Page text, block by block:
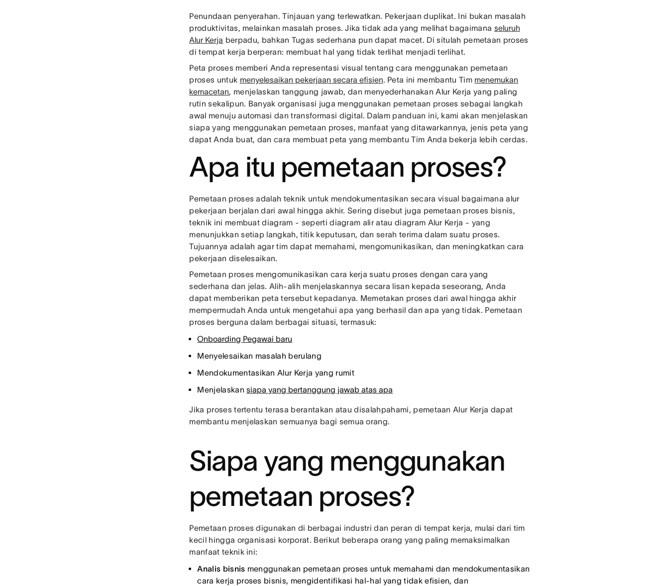
Penundaan penyerahan. Tinjauan yang terlewatkan. Pekerjaan duplikat. Ini bukan masalah
produktivitas, melainkan masalah proses. Jika tidak ada yang melihat bagaimana seluruh
Alur Kerja berpadu, bahkan Tugas sederhana pun dapat macet. Di situlah pemetaan proses
di tempat kerja berperan: membuat hal yang tidak terlihat menjadi terlihat.
Peta proses memberi Anda representasi visual tentang cara menggunakan pemetaan
proses untuk menyelesaikan pekerjaan secara efisien. Peta ini membantu Tim menemukan
kemacetan, menjelaskan tanggung jawab, dan menyederhanakan Alur Kerja yang paling
rutin sekalipun. Banyak organisasi juga menggunakan pemetaan proses sebagai langkah
awal menuju automasi dan transformasi digital. Dalam panduan ini, kami akan menjelaskan
siapa yang menggunakan pemetaan proses, manfaat yang ditawarkannya, jenis peta yang
dapat Anda buat, dan cara membuat peta yang membantu Tim Anda bekerja lebih cerdas.
Apa itu pemetaan proses?
Pemetaan proses adalah teknik untuk mendokumentasikan secara visual bagaimana alur
pekerjaan berjalan dari awal hingga akhir. Sering disebut juga pemetaan proses bisnis,
teknik ini membuat diagram - seperti diagram alir atau diagram Alur Kerja - yang
menunjukkan setiap langkah, titik keputusan, dan serah terima dalam suatu proses.
Tujuannya adalah agar tim dapat memahami, mengomunikasikan, dan meningkatkan cara
pekerjaan diselesaikan.
Pemetaan proses mengomunikasikan cara kerja suatu proses dengan cara yang
sederhana dan jelas. Alih-alih menjelaskannya secara lisan kepada seseorang, Anda
dapat memberikan peta tersebut kepadanya. Memetakan proses dari awal hingga akhir
mempermudah Anda untuk mengetahui apa yang berhasil dan apa yang tidak. Pemetaan
proses berguna dalam berbagai situasi, termasuk:
Onboarding Pegawai baru
Menyelesaikan masalah berulang
Mendokumentasikan Alur Kerja yang rumit
Menjelaskansiapa yang bertanggung jawab atas apa
Jika proses tertentu terasa berantakan atau disalahpahami, pemetaan Alur Kerja dapat
membantu menjelaskan semuanya bagi semua orang.
Siapa yang menggunakan
pemetaan proses?
Pemetaan proses digunakan di berbagai industri dan peran di tempat kerja, mulai dari tim
kecil hingga organisasi korporat. Berikut beberapa orang yang paling memaksimalkan
manfaat teknik ini:
Analis bisnis menggunakan pemetaan proses untuk memahami dan mendokumentasikan
cara kerja proses bisnis, mengidentifikasi hal-hal yang tidak efisien, dan